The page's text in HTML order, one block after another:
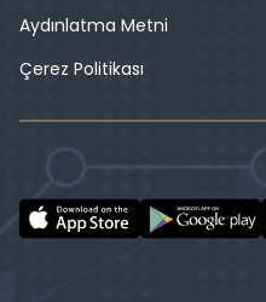
Aydınlatma Metni
Çerez Politikası